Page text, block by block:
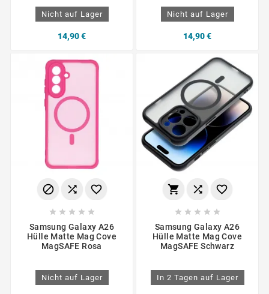
Nicht auf Lager
14,90 €
Nicht auf Lager
14,90 €
  
    
Samsung Galaxy A26
Hülle Matte Mag Cove
MagSAFE Rosa
Nicht auf Lager
  
    
Samsung Galaxy A26
Hülle Matte Mag Cove
MagSAFE Schwarz
In 2 Tagen auf Lager